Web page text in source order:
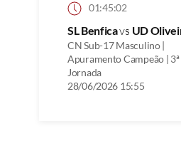
01:45:02
SL Benficavs UD
CN Sub-17 Masculino |
Apuramento Campeão | 3ª
Jornada
28/06/2026 15:55